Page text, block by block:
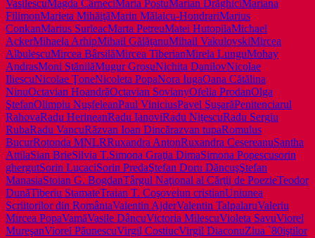
VasilescuMagda CârneciMaria PostuMarian DrăghiciMariana
FilimonMarieta MihăiţăMarin Mălaicu-HondrariMarius
ConkanMarius SurleacMarta PetreuMatei HutopilaMichael
AckerMihaela ArhipMihail GălăţanuMihail VakulovskiMircea
AlbulescuMircea BârsilăMircea TiberianMirela LunguMohay
AndrasMoni StănilăMugur GrosuNichita DanilovNicolae
IliescuNicolae ŢoneNicoleta PopaNora IugaOana Cătălina
NinuOctavian HoandrăOctavian SovianyOfelia ProdanOlga
ŞtefanOlimpiu NuşfeleanPaul ViniciusPavel ŞuşarăPenitenciarul
RahovaRadu HerineanRadu IanoviRadu NiţescuRadu Sergiu
RubaRadu VancuRăzvan Ioan Dincărazvan tupaRomulus
BucurRotonda MNLRRuxandra AntonRuxandra CesereanuSantha
AttilaSian BrieSilvia T.Simona Graţia DimaSimona Popescusorin
ghergutSorin LucaciSorin PredaŞtefan Doru DăncuşŞtefan
ManasiaStoian G. BogdanTârgul Naţional al Cărţii de PoezieTeodor
DunăTiberiu StamateTraian T. Coşoveiun cristianUniunea
Scriitorilor din RomâniaValentin AjderValentin TalpalaruValeriu
Mircea PopaVamăVasile DâncuVictoria MilescuVioleta SavuViorel
MureşanViorel PăunescuVirgil CostiucVirgil DiaconuZiua `80iştilor